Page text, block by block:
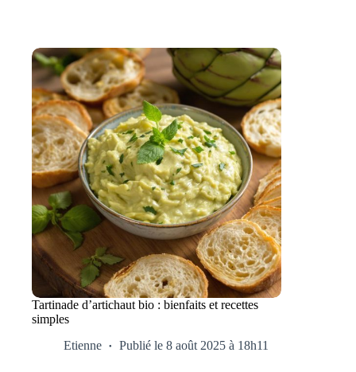
Tartinade d’artichaut bio : bienfaits et recettes
simples
Etienne
Publié le 8 août 2025 à 18h11